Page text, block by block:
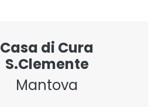
Casa di Cura
S.Clemente
Mantova